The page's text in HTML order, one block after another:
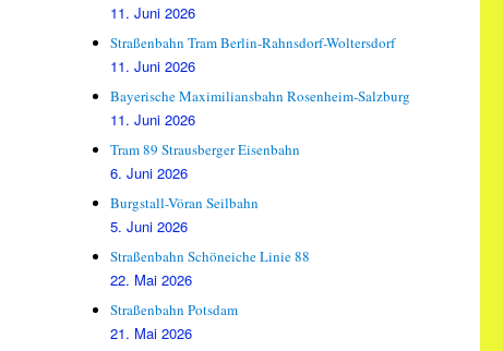
11. Juni 2026
Straßenbahn Tram Berlin-Rahnsdorf-Woltersdorf
11. Juni 2026
Bayerische Maximiliansbahn Rosenheim-Salzburg
11. Juni 2026
Tram 89 Strausberger Eisenbahn
6. Juni 2026
Burgstall-Vöran Seilbahn
5. Juni 2026
Straßenbahn Schöneiche Linie 88
22. Mai 2026
Straßenbahn Potsdam
21. Mai 2026